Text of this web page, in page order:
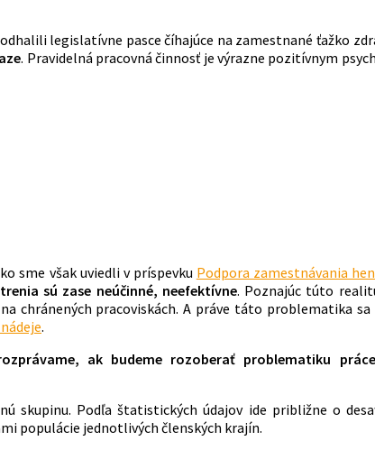
legislatívne pasce číhajúce na zamestnané ťažko
. Pravidelná pracovná činnosť je výrazne pozitívnym
sme však uviedli v príspevku Podpora zamestnávania
sú zase neúčinné, neefektívne. Poznajúc túto
chránených pracoviskách. A práve táto problematika
.
ak budeme rozoberať problematiku
skupinu. Podľa štatistických údajov ide približne o
populácie jednotlivých členských krajín.